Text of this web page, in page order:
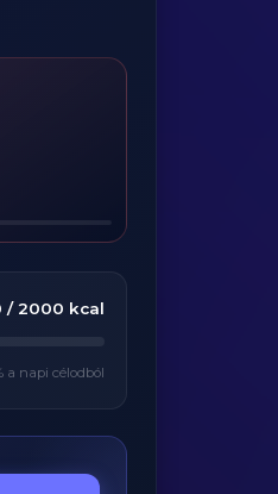
/ 2000 kcal
a napi célodból